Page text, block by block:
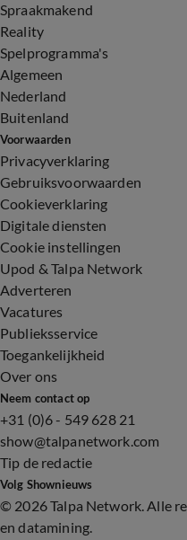
Spraakmakend
Reality
Spelprogramma's
Algemeen
Nederland
Buitenland
Voorwaarden
Privacyverklaring
Gebruiksvoorwaarden
Cookieverklaring
Digitale diensten
Cookie instellingen
Upod & Talpa Network
Adverteren
Vacatures
Publieksservice
Toegankelijkheid
Over ons
Neem contact op
+31 (0)6 - 549 628 21
show@talpanetwork.com
Tip de redactie
Volg Shownieuws
© 2026 Talpa Network. Alle
en datamining.